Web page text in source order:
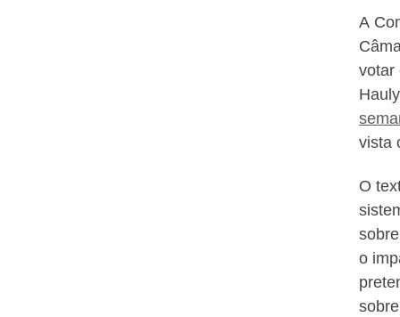
A
votar
vista
O
o